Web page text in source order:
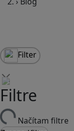
Filter
Filtre
Načítam filtre